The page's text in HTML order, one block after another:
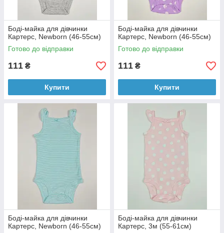
Боді-майка для дівчинки
Картерс, Newborn (46-55см)
Готово до відправки
111 ₴
Купити
Боді-майка для дівчинки
Картерс, Newborn (46-55см)
Готово до відправки
111 ₴
Купити
Боді-майка для дівчинки
Картерс, Newborn (46-55см)
Боді-майка для дівчинки
Картерс, 3м (55-61см)